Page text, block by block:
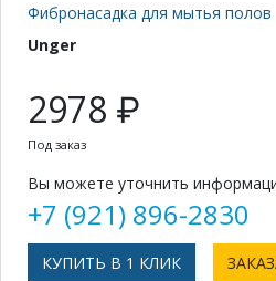
Фибронасадка для мытья полов
Unger
2978 ₽
Под заказ
Вы можете уточнить
+7 (921) 896-2830
КУПИТЬ В 1 КЛИК